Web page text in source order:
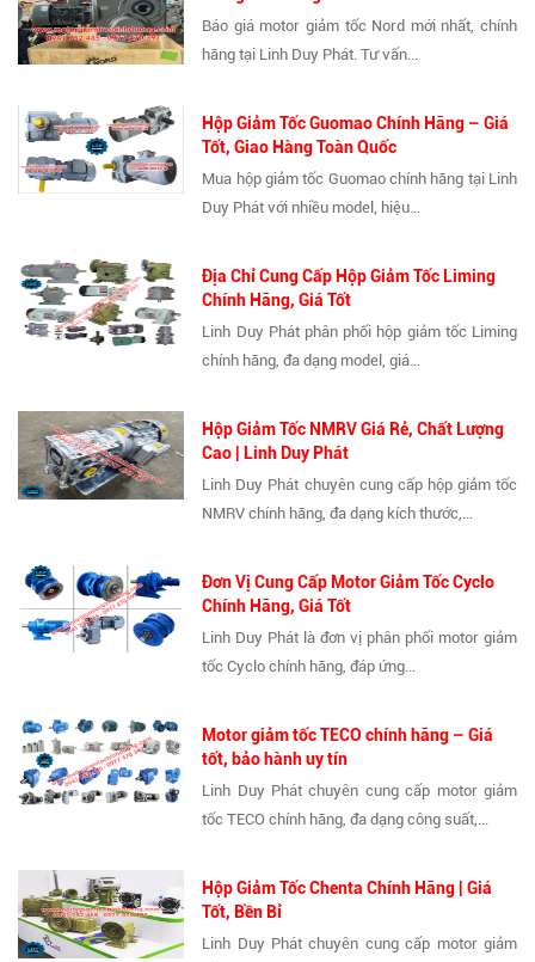
Báo giá motor giảm tốc Nord mới nhất, chính
hãng tại Linh Duy Phát. Tư vấn...
Hộp Giảm Tốc Guomao Chính Hãng – Giá
Tốt, Giao Hàng Toàn Quốc
Mua hộp giảm tốc Guomao chính hãng tại Linh
Duy Phát với nhiều model, hiệu...
Địa Chỉ Cung Cấp Hộp Giảm Tốc Liming
Chính Hãng, Giá Tốt
Linh Duy Phát phân phối hộp giảm tốc Liming
chính hãng, đa dạng model, giá...
Hộp Giảm Tốc NMRV Giá Rẻ, Chất Lượng
Cao | Linh Duy Phát
Linh Duy Phát chuyên cung cấp hộp giảm tốc
NMRV chính hãng, đa dạng kích thước,...
Đơn Vị Cung Cấp Motor Giảm Tốc Cyclo
Chính Hãng, Giá Tốt
Linh Duy Phát là đơn vị phân phối motor giảm
tốc Cyclo chính hãng, đáp ứng...
Motor giảm tốc TECO chính hãng – Giá
tốt, bảo hành uy tín
Linh Duy Phát chuyên cung cấp motor giảm
tốc TECO chính hãng, đa dạng công suất,...
Hộp Giảm Tốc Chenta Chính Hãng | Giá
Tốt, Bền Bỉ
Linh Duy Phát chuyên cung cấp motor giảm